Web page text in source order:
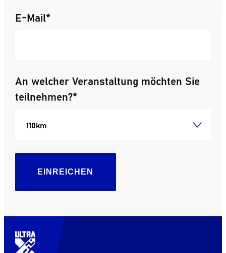
E-Mail*
An welcher Veranstaltung möchten Sie
teilnehmen?*
EINREICHEN